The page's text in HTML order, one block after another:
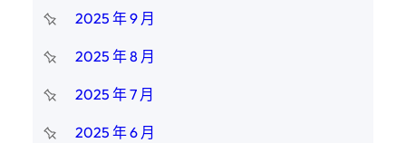
2025 年 9 月
2025 年 8 月
2025 年 7 月
2025 年 6 月